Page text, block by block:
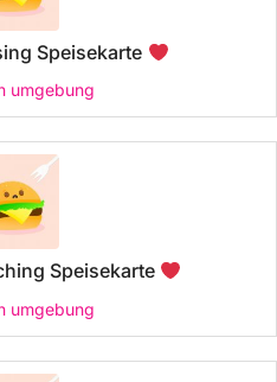
Speisekarte
umgebung
Speisekarte
umgebung